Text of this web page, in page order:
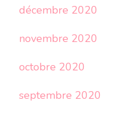
décembre 2020
novembre 2020
octobre 2020
septembre 2020